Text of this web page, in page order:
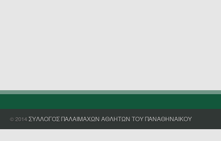
© 2014ΣΥΛΛΟΓΟΣ ΠΑΛΑΙΜΑΧΩΝ ΑΘΛΗΤΩΝ ΤΟΥ ΠΑΝΑΘΗΝΑΙΚΟΥ